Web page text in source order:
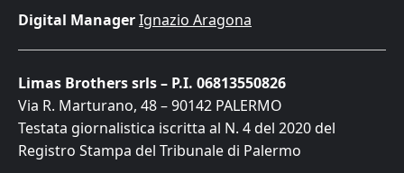
Digital ManagerIgnazio Aragona
Limas Brothers srls – P.I. 06813550826
Via R. Marturano, 48 – 90142 PALERMO
Testata giornalistica iscritta al N. 4 del 2020 del
Registro Stampa del Tribunale di Palermo